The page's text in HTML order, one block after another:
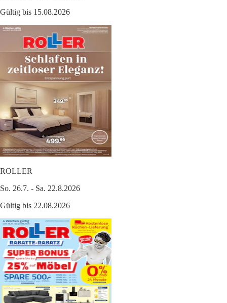
Gültig bis 15.08.2026
ROLLER
So. 26.7. - Sa. 22.8.2026
Gültig bis 22.08.2026